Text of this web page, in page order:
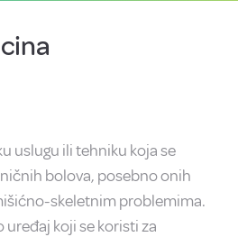
uslugu ili tehniku koja se
bolova, posebno onih
skeletnim problemima.
koji se koristi za